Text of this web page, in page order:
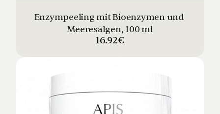
Enzympeeling mit Bioenzymen und
Meeresalgen, 100 ml
16.92€